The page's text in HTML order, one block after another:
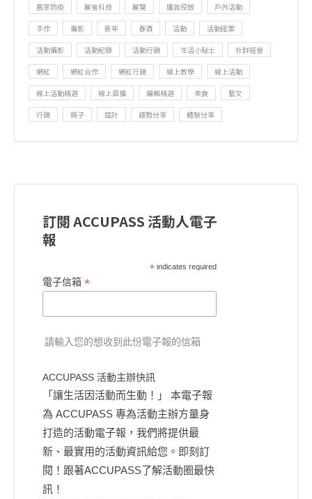
居家防疫 展會科技 展覽 廣告投放 戶外活動
手作 攝影 新年 春酒 活動 活動提案
活動攝影 活動紀錄 活動行銷 生活小貼士 社群經營
網紅 網紅合作 網紅行銷 線上教學 線上活動
線上活動精選 線上直播 編輯精選 美食 藝文
行銷 親子 設計 趨勢分享 體驗分享
訂閱 ACCUPASS 活動人電子
報
*indicates required
電子信箱 *
請輸入您的想收到此份電子報的信箱
ACCUPASS 活動主辦快訊
「讓生活因活動而生動！」 本電子報
為 ACCUPASS 專為活動主辦方量身
打造的活動電子報，我們將提供最
新、最實用的活動資訊給您。即刻訂
閱！跟著ACCUPASS了解活動圈最快
訊！